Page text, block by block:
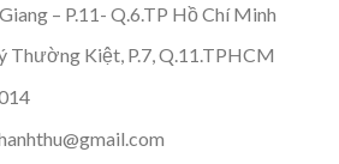
– P.11- Q.6.TP Hồ Chí Minh
Thường Kiệt, P.7, Q.11.TPHCM